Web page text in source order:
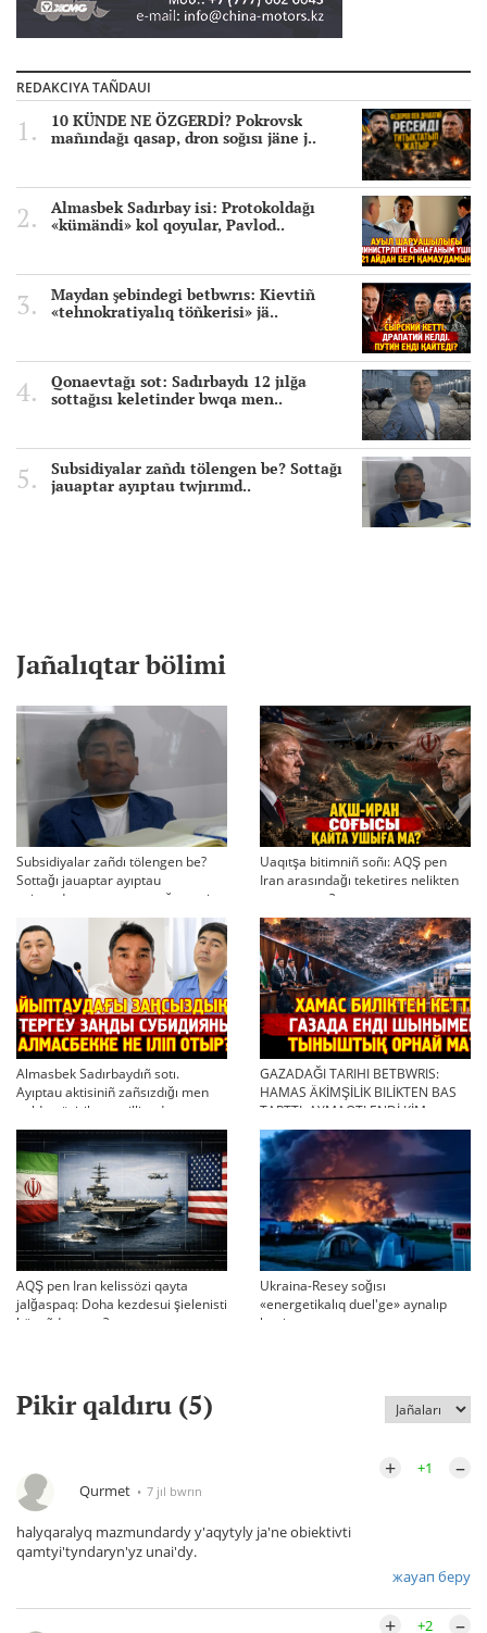
REDAKCIYA TAÑDAUI
10 KÜNDE NE ÖZGERDİ? Pokrovsk
mañındağı qasap, dron soğısı jäne j..
Almasbek Sadırbay isi: Protokoldağı
«kümändi» kol qoyular, Pavlod..
Maydan şebindegi betbwrıs: Kievtiñ
«tehnokratiyalıq töñkerisi» jä..
Qonaevtağı sot: Sadırbaydı 12 jılğa
sottağısı keletinder bwqa men..
Subsidiyalar zañdı tölengen be? Sottağı
jauaptar ayıptau twjırımd..
Jañalıqtar bölimi
Subsidiyalar zañdı tölengen be?
Sottağı jauaptar ayıptau
twjırımdarın qayta qarauğa negiz
bola ala ma?
Uaqıtşa bitimniñ soñı: AQŞ pen
Iran arasındağı teketires nelikten
qayta uşıqtı?
Almasbek Sadırbaydıñ sotı.
Ayıptau aktisiniñ zañsızdığı men
qoldan ösirilgen milliondar
GAZADAĞI TARIHI BETBWRIS:
HAMAS ÄKİMŞİLİK BILİKTEN BAS
TARTTI. AYMAQTI ENDİ KİM
BASQARADI?
AQŞ pen Iran kelissözi qayta
jalğaspaq: Doha kezdesui şielenisti
bäseñdete me?
Ukraina-Resey soğısı
«energetikalıq duel'ge» aynalıp
ketti
Pikir qaldıru (5)
Qurmet 7 jıl bwrın
+ +1 –
halyqaralyq mazmundardy y'aqytyly ja'ne obiektivti
qamtyi'tyndaryn'yz unai'dy.
жауап беру
+ +2 –